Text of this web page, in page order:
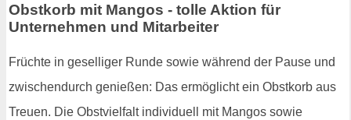
Obstkorb mit Mangos - tolle Aktion für
Unternehmen und Mitarbeiter
Früchte in geselliger Runde sowie während der Pause und
zwischendurch genießen: Das ermöglicht ein Obstkorb aus
Treuen. Die Obstvielfalt individuell mit Mangos sowie